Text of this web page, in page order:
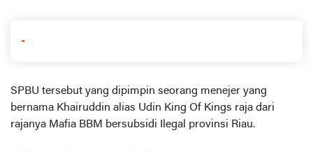
-
SPBU tersebut yang dipimpin seorang menejer yang
bernama Khairuddin alias Udin King Of Kings raja dari
rajanya Mafia BBM bersubsidi Ilegal provinsi Riau.